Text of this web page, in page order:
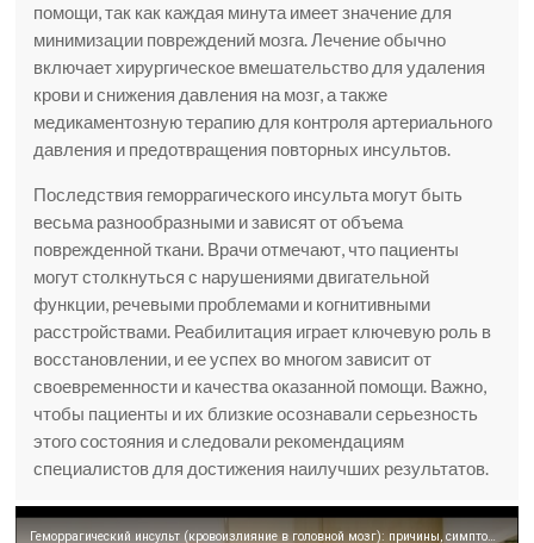
помощи, так как каждая минута имеет значение для
минимизации повреждений мозга. Лечение обычно
включает хирургическое вмешательство для удаления
крови и снижения давления на мозг, а также
медикаментозную терапию для контроля артериального
давления и предотвращения повторных инсультов.
Последствия геморрагического инсульта могут быть
весьма разнообразными и зависят от объема
поврежденной ткани. Врачи отмечают, что пациенты
могут столкнуться с нарушениями двигательной
функции, речевыми проблемами и когнитивными
расстройствами. Реабилитация играет ключевую роль в
восстановлении, и ее успех во многом зависит от
своевременности и качества оказанной помощи. Важно,
чтобы пациенты и их близкие осознавали серьезность
этого состояния и следовали рекомендациям
специалистов для достижения наилучших результатов.
Геморрагический инсульт (кровоизлияние в головной мозг): причины, симптомы, прогноз для жизни